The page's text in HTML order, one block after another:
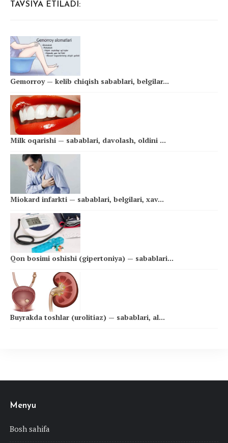
TAVSIYA ETILADI:
Gemorroy — kelib chiqish sabablari, belgilar...
Milk oqarishi — sabablari, davolash, oldini ...
Miokard infarkti — sabablari, belgilari, xav...
Qon bosimi oshishi (gipertoniya) — sabablari...
Buyrakda toshlar (urolitiaz) — sabablari, al...
Menyu
Bosh sahifa